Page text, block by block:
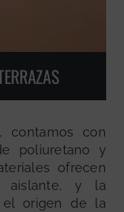
contamos con
poliuretano y
ofrecen
aislante, y la
el origen de la